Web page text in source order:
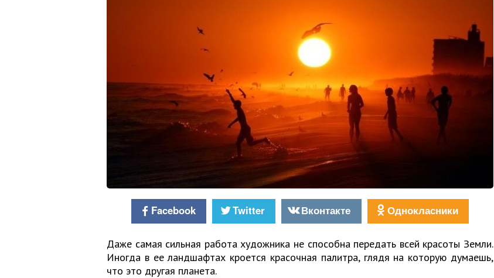
Facebook Twitter Вконтакте Однокласники
Даже самая сильная работа художника не способна передать всей красоты Земли.
Иногда в ее ландшафтах кроется красочная палитра, глядя на которую думаешь,
что это другая планета.